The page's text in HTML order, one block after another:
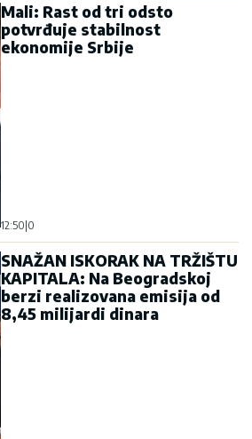
Mali: Rast od tri odsto
potvrđuje stabilnost
ekonomije Srbije
12:50 0
SNAŽAN ISKORAK NA TRŽIŠTU
KAPITALA: Na Beogradskoj
berzi realizovana emisija od
8,45 milijardi dinara